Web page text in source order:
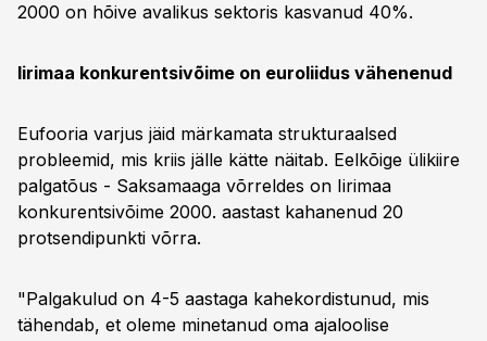
2000 on hõive avalikus sektoris kasvanud 40%.
Iirimaa konkurentsivõime on euroliidus vähenenud
Eufooria varjus jäid märkamata strukturaalsed
probleemid, mis kriis jälle kätte näitab. Eelkõige ülikiire
palgatõus - Saksamaaga võrreldes on Iirimaa
konkurentsivõime 2000. aastast kahanenud 20
protsendipunkti võrra.
"Palgakulud on 4-5 aastaga kahekordistunud, mis
tähendab, et oleme minetanud oma ajaloolise